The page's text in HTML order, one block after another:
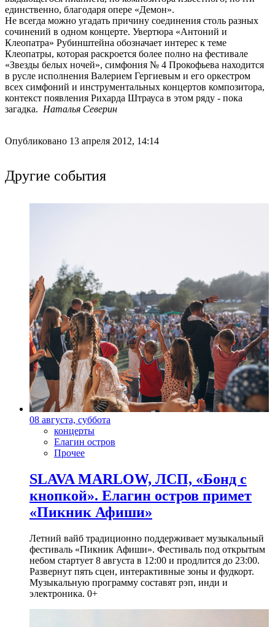
единственно, благодаря опере «Демон».
Не всегда можно угадать причину соединения столь разных
сочинений в одном концерте. Увертюра «Антоний и
Клеопатра» Рубинштейна обозначает интерес к теме
Клеопатры, которая раскроется более полно на фестивале
«Звезды белых ночей», симфония № 4 Прокофьева находится
в русле исполнения Валерием Гергиевым и его оркестром
всех симфоний и инструментальных концертов композитора,
контекст появления Рихарда Штрауса в этом ряду - пока
загадка. Наталья Северин
Опубликовано 13 апреля 2012, 14:14
Другие события
08 августа, суббота
концерты
Елагин остров
Прочее
SLAVA MARLOW, ЛСП, «Бонд с
кнопкой». Елагин остров примет
«Пикник Афиши»
Летний вайб традиционно поддерживает музыкальный
фестиваль «Пикник Афиши». Фестиваль под открытым
небом стартует 8 августа в 12:00 и продлится до 23:00.
Развернут пять сцен, интерактивные зоны и фудкорт.
Музыкальную программу составят рэп, инди и
электроника. 0+